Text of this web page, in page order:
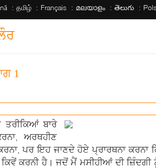
தமிழ் Français മലയാളം తెలుగు
1
ਬਾਰੇ
ਅਰਥਹੀਣ
ਪਰ ਇਹ ਜਾਣਦੇ ਹੋਏ ਪ੍ਰਾਰਥਨਾ ਕਰਨਾ
ਕਰਨੀ ਹੈ। ਜਦੋਂ ਮੈਂ ਮਸੀਹੀਆਂ ਦੀ